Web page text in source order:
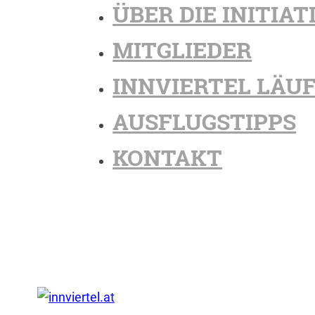
ÜBER DIE
MITGLIEDER
INNVIERTEL
AUSFLUGSTIPPS
KONTAKT